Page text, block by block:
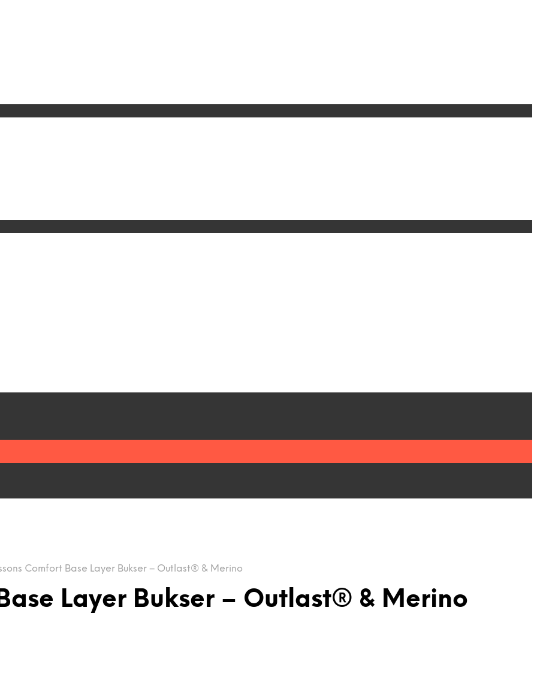
Comfort Base Layer Bukser – Outlast® & Merino
Layer Bukser – Outlast® & Merino